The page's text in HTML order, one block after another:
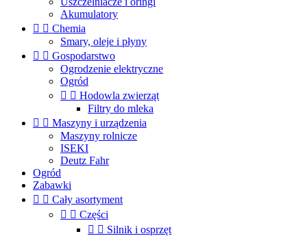
Akumulatory
  Chemia
Smary, oleje i płyny
  Gospodarstwo
Ogrodzenie elektryczne
Ogród
  Hodowla zwierząt
Filtry do mleka
  Maszyny i urządzenia
Maszyny rolnicze
ISEKI
Deutz Fahr
Ogród
Zabawki
  Cały asortyment
  Części
  Silnik i osprzęt